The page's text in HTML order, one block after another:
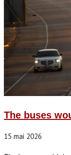
The buses
15 mai 2026